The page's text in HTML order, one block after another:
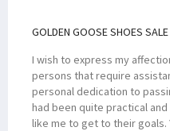
GOLDEN GOOSE SHOES SALE
I wish to express my
persons that require
personal dedication to
had been quite practical
like me to get to their goals.